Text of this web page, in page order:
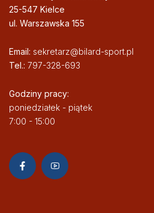
25-547 Kielce
ul. Warszawska 155
Email: sekretarz@bilard-sport.pl
Tel.: 797-328-693
Godziny pracy:
poniedziałek - piątek
7:00 - 15:00